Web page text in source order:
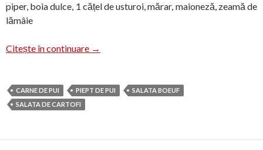
piper, boia dulce, 1 cățel de usturoi, mărar, maioneză, zeamă de
lămâie
Citește în continuare Salată din piept de pui
→
CARNE DE PUI PIEPT DE PUI
SALATA BOEUF
SALATA DE CARTOFI